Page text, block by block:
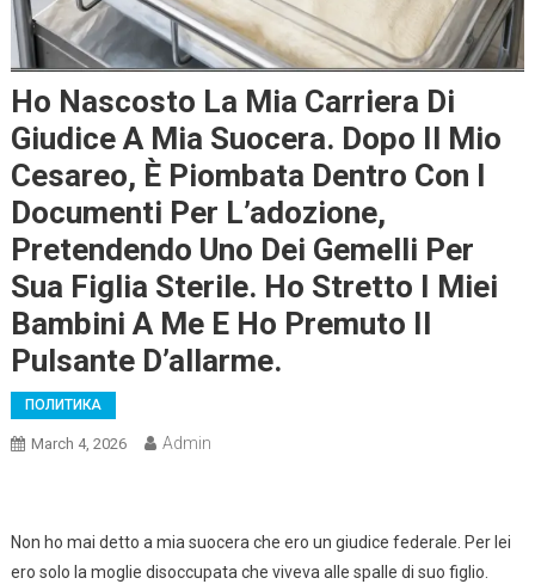
Ho Nascosto La Mia Carriera Di
Giudice A Mia Suocera. Dopo Il Mio
Cesareo, È Piombata Dentro Con I
Documenti Per L’adozione,
Pretendendo Uno Dei Gemelli Per
Sua Figlia Sterile. Ho Stretto I Miei
Bambini A Me E Ho Premuto Il
Pulsante D’allarme.
ПОЛИТИКА
March 4, 2026 Admin
Non ho mai detto a mia suocera che ero un giudice federale. Per lei
ero solo la moglie disoccupata che viveva alle spalle di suo figlio.